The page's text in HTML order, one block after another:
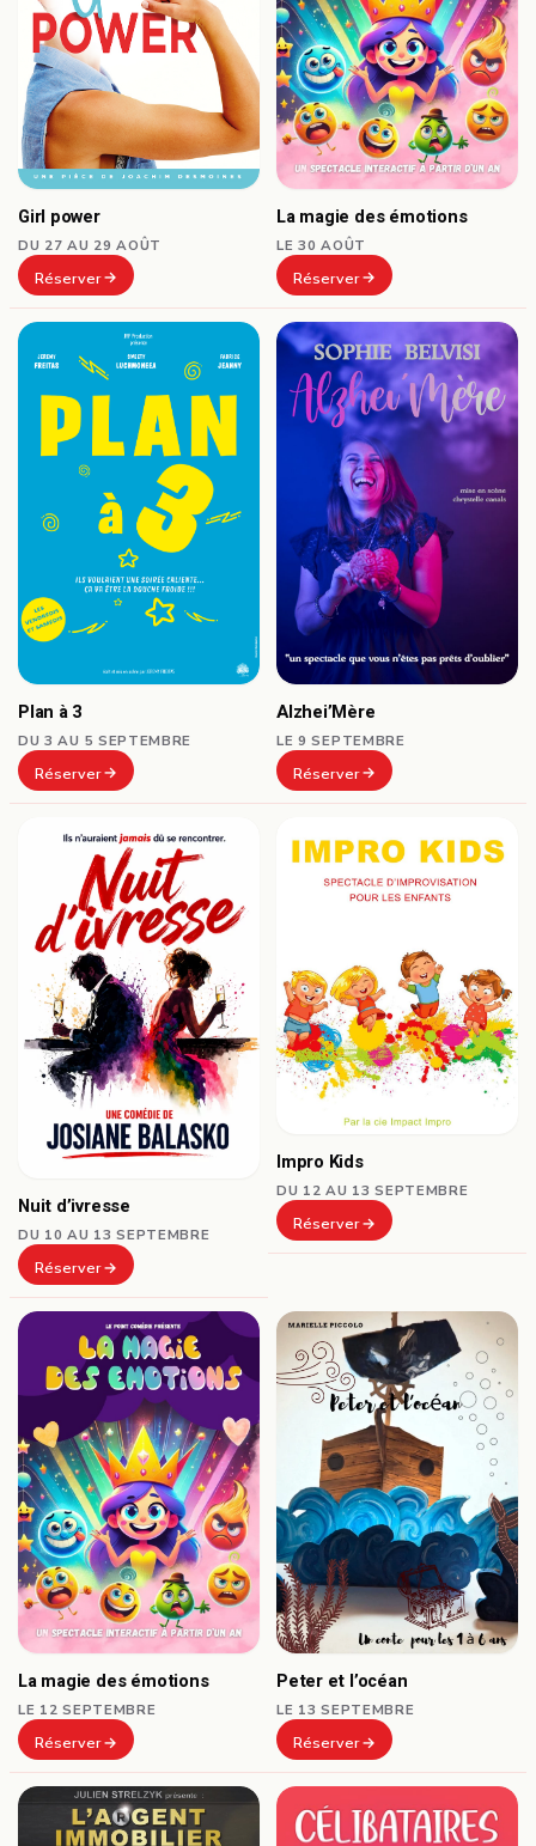
Girl power
DU 27 AU 29 AOÛT
Réserver
La magie des émotions
LE 30 AOÛT
Réserver
Plan à 3
DU 3 AU 5 SEPTEMBRE
Réserver
Alzhei’Mère
LE 9 SEPTEMBRE
Réserver
Nuit d’ivresse
DU 10 AU 13 SEPTEMBRE
Réserver
Impro Kids
DU 12 AU 13 SEPTEMBRE
Réserver
La magie des émotions
LE 12 SEPTEMBRE
Réserver
Peter et l’océan
LE 13 SEPTEMBRE
Réserver